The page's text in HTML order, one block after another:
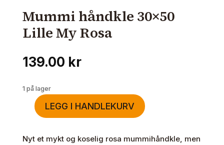
Mummi håndkle 30×50
Lille My Rosa
139.00 kr
1 på lager
Mummi
30x50
LEGG I HANDLEKURV
Nyt et mykt og koselig rosa mummihåndkle, men